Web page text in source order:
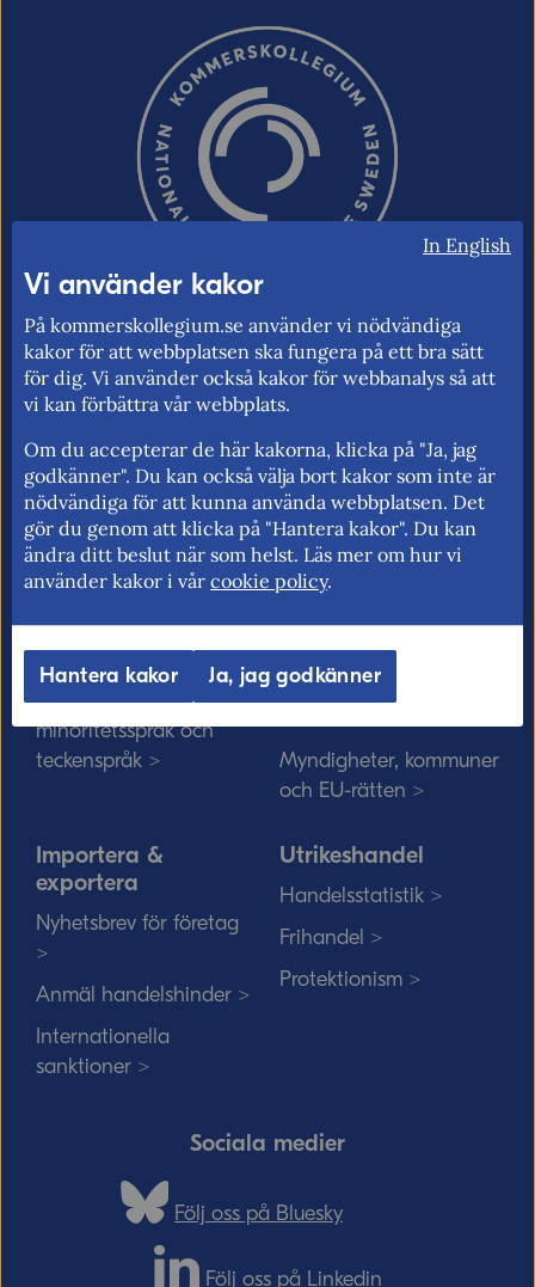
Kommerskollegium – Sveriges myndighet
för utrikeshandel, EU:s inre marknad och
handelspolitik. Vi verkar för frihandel och
för fri rörlighet på EU:s inre marknad.
Kommerskollegium
Sök medarbetare >
Vårt uppdrag på
minoritetsspråk och
teckenspråk >
EU-rätten
Sverige >
Solvit löser problem i EU
Myndigheter, kommuner
och EU-rätten >
Importera &
exportera
Nyhetsbrev för företag
>
Anmäl handelshinder >
Internationella
sanktioner >
Utrikeshandel
Handelsstatistik >
Frihandel >
Protektionism >
Sociala medier
Följ oss på Bluesky
Följ oss på Linkedin
In English
Vi använder kakor
På kommerskollegium.se använder vi nödvändiga
kakor för att webbplatsen ska fungera på ett bra sätt
för dig. Vi använder också kakor för webbanalys så att
vi kan förbättra vår webbplats.
Om du accepterar de här kakorna, klicka på "Ja, jag
godkänner". Du kan också välja bort kakor som inte är
nödvändiga för att kunna använda webbplatsen. Det
gör du genom att klicka på "Hantera kakor". Du kan
ändra ditt beslut när som helst. Läs mer om hur vi
använder kakor i vår cookie policy.
Hantera kakor Ja, jag godkänner